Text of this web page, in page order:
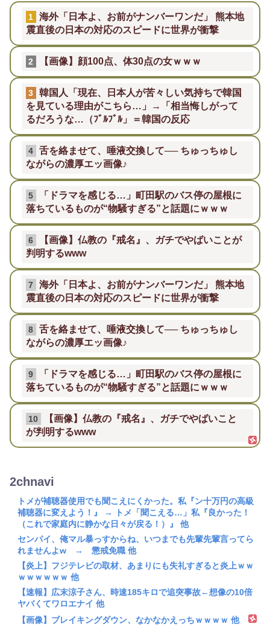
1
海外「日本よ、お前がナンバーワンだ」 熊本地
震直後の日本の対応のスピードに世界が衝撃
2 【画像】顔100点、体30点の女ｗｗｗ
3
韓国人「現在、日本人が苦々しい気持ちで韓国
を見ている理由がこちら…」→「相当悔しがって
るだろうな…（ﾌﾞﾙﾌﾞﾙ」＝韓国の反応
4
舌を絡ませて、唾液交換して── ちゅっちゅし
ながらの濃厚エッ画像♪
5
「ドラマを感じる…」町田駅のバス停の屋根に
落ちているものが“物騒すぎる”と話題にｗｗｗ
6
【画像】仏教の『戒名』、ガチでやばいことが
判明するwww
7
海外「日本よ、お前がナンバーワンだ」 熊本地
震直後の日本の対応のスピードに世界が衝撃
8
舌を絡ませて、唾液交換して── ちゅっちゅし
ながらの濃厚エッ画像♪
9
「ドラマを感じる…」町田駅のバス停の屋根に
落ちているものが“物騒すぎる”と話題にｗｗｗ
10
【画像】仏教の『戒名』、ガチでやばいこと
が判明するwww
2chnavi
トメが補聴器使用でも聞こえにくかった。私『ン十万円の高級
補聴器に変えよう！』 → トメ「聞こえる…」私『良かった！
（これで家庭内に静かな日々が戻る！）』 他
センパイ、俺マル暴っすからね、いつまでも先輩先輩言ってら
れませんよw → 懲戒免職 他
【炎上】フジテレビの取材、あまりにも失礼すぎると炎上ｗｗ
ｗｗｗｗｗｗ 他
【速報】広末涼子さん、時速185キロで追突事故←想像の10倍
ヤバくてワロエナイ 他
【画像】ブレイキングダウン、なかなかえっちｗｗｗｗ 他